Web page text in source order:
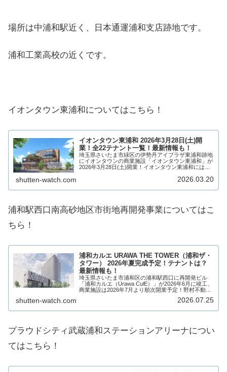
場所は中浦和駅近く、日本通運浦和支店跡地です。
浦和工業高校の近くです。
イオンタウン東浦和についてはこちら！
イオンタウン東浦和 2026年3月28日(土)開
業！全22テナント一覧！最新情報も！
埼玉県さいたま市緑区の伊勢丹アイプラザ東浦和跡地
にイオンタウンの商業施設「イオンタウン東浦和」が
2026年3月28日(土)開業！イオンタウン東浦和には、
トは？アクセスは？そういった最新情報や...
shutten-watch.com 2026.03.20
浦和駅西口南高砂地区市街地再開発事業についてはこ
ちら！
浦和カルエ URAWA THE TOWER（浦和ザ・
タワー） 2026年夏完成予定！テナントは？
最新情報も！
埼玉県さいたま市浦和区の浦和駅西口に再開発ビル
「浦和カルエ（Urawa CulE）」が2026年6月に竣工、
商業施設は2026年7月より順次開業予定！野村不動産
shutten-watch.com 2026.07.25
プラウドシティ武蔵浦和ステーションアリーナについ
てはこちら！